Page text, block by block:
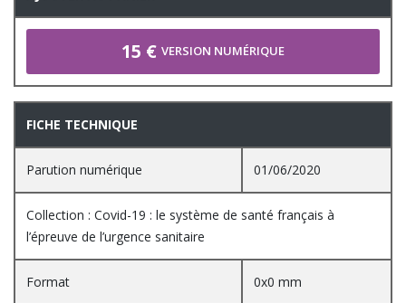
15 € VERSION NUMÉRIQUE
FICHE TECHNIQUE
Parution numérique 01/06/2020
Collection : Covid-19 : le système de santé français à
l’épreuve de l’urgence sanitaire
Format 0x0 mm